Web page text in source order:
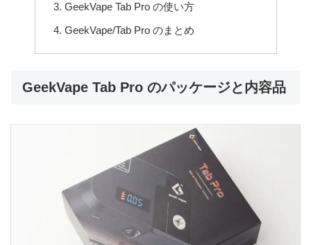
GeekVape Tab Pro の使い方
GeekVape/Tab Pro のまとめ
GeekVape Tab Pro のパッケージと内容品